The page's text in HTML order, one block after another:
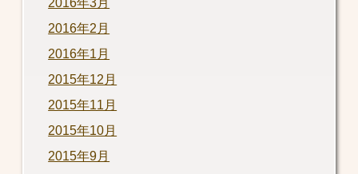
2016年3月
2016年2月
2016年1月
2015年12月
2015年11月
2015年10月
2015年9月